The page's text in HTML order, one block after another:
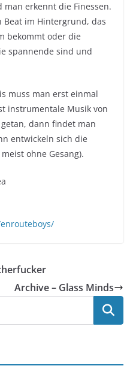
erkennt die Finessen.
im Hintergrund, das
bekommt oder die
spannende sind und
muss man erst einmal
instrumentale Musik von
getan, dann findet man
entwickeln sich die
ohne Gesang).
Archive – Glass Minds